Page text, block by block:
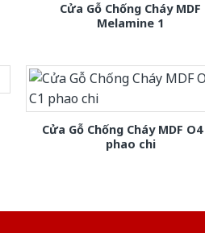
Cửa Gỗ Chống Cháy MDF
Melamine 1
Cửa Gỗ Chống Cháy MDF O4
phao chi